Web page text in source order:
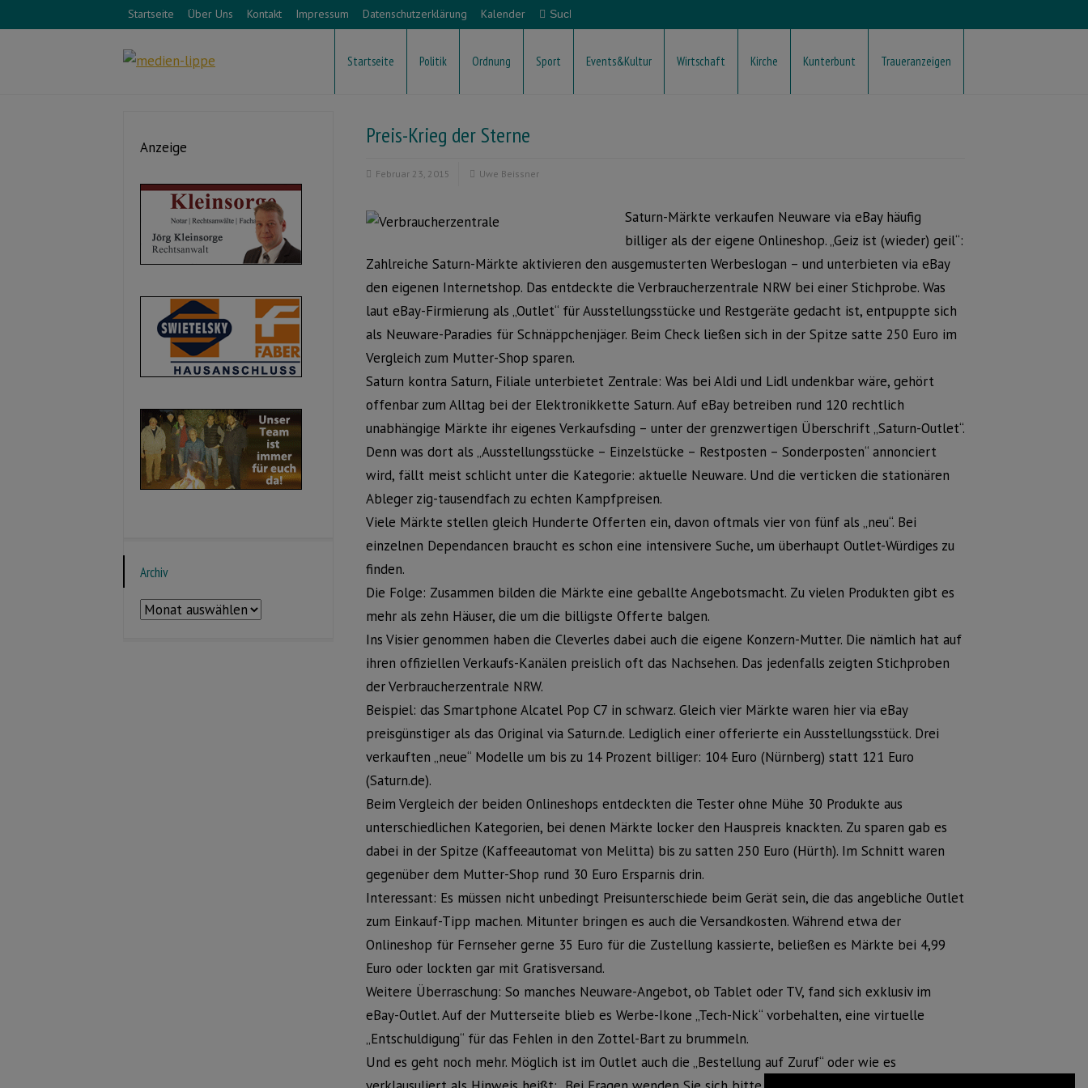
Startseite Über Uns Kontakt Impressum Datenschutzerklärung Kalender
Startseite Politik Ordnung Sport Events&Kultur Wirtschaft Kirche Kunterbunt Traueranzeigen
Preis-Krieg der Sterne
Februar 23, 2015 Uwe Beissner
Saturn-Märkte verkaufen Neuware via eBay häufig
billiger als der eigene Onlineshop. „Geiz ist (wieder) geil“:
Zahlreiche Saturn-Märkte aktivieren den ausgemusterten Werbeslogan – und unterbieten via eBay
den eigenen Internetshop. Das entdeckte die Verbraucherzentrale NRW bei einer Stichprobe. Was
laut eBay-Firmierung als „Outlet“ für Ausstellungsstücke und Restgeräte gedacht ist, entpuppte sich
als Neuware-Paradies für Schnäppchenjäger. Beim Check ließen sich in der Spitze satte 250 Euro im
Vergleich zum Mutter-Shop sparen.
Saturn kontra Saturn, Filiale unterbietet Zentrale: Was bei Aldi und Lidl undenkbar wäre, gehört
offenbar zum Alltag bei der Elektronikkette Saturn. Auf eBay betreiben rund 120 rechtlich
unabhängige Märkte ihr eigenes Verkaufsding – unter der grenzwertigen Überschrift „Saturn-Outlet“.
Denn was dort als „Ausstellungsstücke – Einzelstücke – Restposten – Sonderposten“ annonciert
wird, fällt meist schlicht unter die Kategorie: aktuelle Neuware. Und die verticken die stationären
Ableger zig-tausendfach zu echten Kampfpreisen.
Viele Märkte stellen gleich Hunderte Offerten ein, davon oftmals vier von fünf als „neu“. Bei
einzelnen Dependancen braucht es schon eine intensivere Suche, um überhaupt Outlet-Würdiges zu
finden.
Die Folge: Zusammen bilden die Märkte eine geballte Angebotsmacht. Zu vielen Produkten gibt es
mehr als zehn Häuser, die um die billigste Offerte balgen.
Ins Visier genommen haben die Cleverles dabei auch die eigene Konzern-Mutter. Die nämlich hat auf
ihren offiziellen Verkaufs-Kanälen preislich oft das Nachsehen. Das jedenfalls zeigten Stichproben
der Verbraucherzentrale NRW.
Beispiel: das Smartphone Alcatel Pop C7 in schwarz. Gleich vier Märkte waren hier via eBay
preisgünstiger als das Original via Saturn.de. Lediglich einer offerierte ein Ausstellungsstück. Drei
verkauften „neue“ Modelle um bis zu 14 Prozent billiger: 104 Euro (Nürnberg) statt 121 Euro
(Saturn.de).
Beim Vergleich der beiden Onlineshops entdeckten die Tester ohne Mühe 30 Produkte aus
unterschiedlichen Kategorien, bei denen Märkte locker den Hauspreis knackten. Zu sparen gab es
dabei in der Spitze (Kaffeeautomat von Melitta) bis zu satten 250 Euro (Hürth). Im Schnitt waren
gegenüber dem Mutter-Shop rund 30 Euro Ersparnis drin.
Interessant: Es müssen nicht unbedingt Preisunterschiede beim Gerät sein, die das angebliche Outlet
zum Einkauf-Tipp machen. Mitunter bringen es auch die Versandkosten. Während etwa der
Onlineshop für Fernseher gerne 35 Euro für die Zustellung kassierte, beließen es Märkte bei 4,99
Euro oder lockten gar mit Gratisversand.
Weitere Überraschung: So manches Neuware-Angebot, ob Tablet oder TV, fand sich exklusiv im
eBay-Outlet. Auf der Mutterseite blieb es Werbe-Ikone „Tech-Nick“ vorbehalten, eine virtuelle
„Entschuldigung“ für das Fehlen in den Zottel-Bart zu brummeln.
Und es geht noch mehr. Möglich ist im Outlet auch die „Bestellung auf Zuruf“ oder wie es
Anzeige
Archiv
Archiv